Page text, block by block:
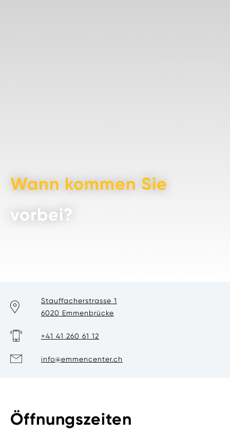
Wann kommen Sie
vorbei?
Stauffacherstrasse 1
6020 Emmenbrücke
+41 41 260 61 12
info@emmencenter.ch
Öffnungszeiten